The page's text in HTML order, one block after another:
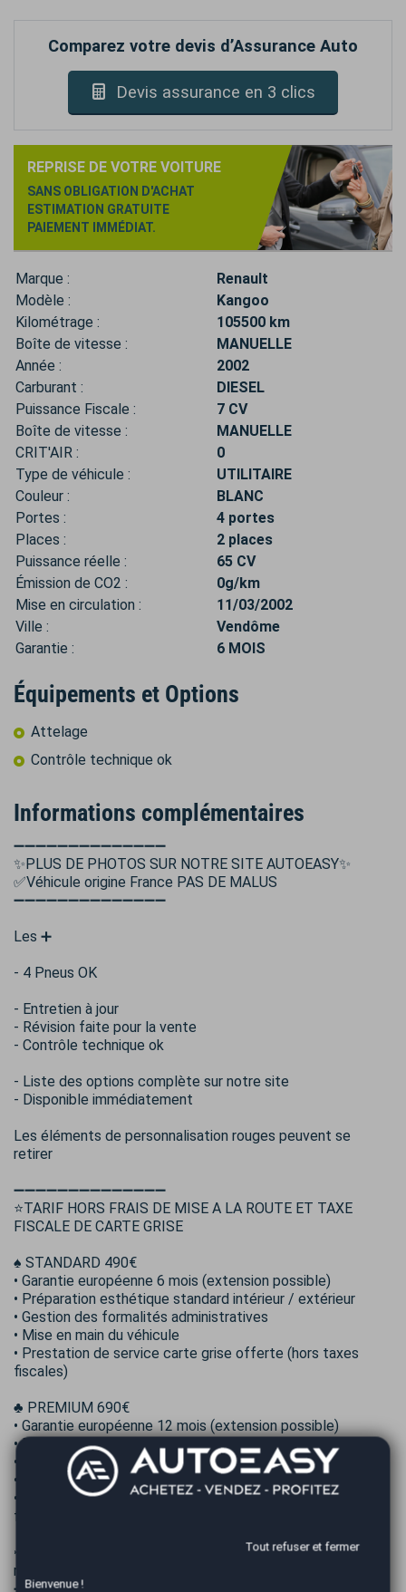
Comparez votre devis d’Assurance Auto
Devis assurance en 3 clics
REPRISE DE VOTRE VOITURE
SANS OBLIGATION D'ACHAT
ESTIMATION GRATUITE
PAIEMENT IMMÉDIAT.
Marque :
Renault
Modèle :
Kangoo
Kilométrage :
105500 km
Boîte de vitesse :
MANUELLE
Année :
2002
Carburant :
DIESEL
Puissance Fiscale :
7 CV
Boîte de vitesse :
MANUELLE
CRIT'AIR :
0
Type de véhicule :
UTILITAIRE
Couleur :
BLANC
Portes :
4 portes
Places :
2 places
Puissance réelle :
65 CV
Émission de CO2 :
0g/km
Mise en circulation :
11/03/2002
Ville :
Vendôme
Garantie :
6 MOIS
Équipements et Options
Attelage
Contrôle technique ok
Informations complémentaires
➖➖➖➖➖➖➖➖➖➖➖➖➖➖
✨PLUS DE PHOTOS SUR NOTRE SITE AUTOEASY✨
✅Véhicule origine France PAS DE MALUS
➖➖➖➖➖➖➖➖➖➖➖➖➖➖
Les ➕
- 4 Pneus OK
- Entretien à jour
- Révision faite pour la vente
- Contrôle technique ok
- Liste des options complète sur notre site
- Disponible immédiatement
Les éléments de personnalisation rouges peuvent se
retirer
➖➖➖➖➖➖➖➖➖➖➖➖➖➖
⭐TARIF HORS FRAIS DE MISE A LA ROUTE ET TAXE
FISCALE DE CARTE GRISE
♠️ STANDARD 490€
• Garantie européenne 6 mois (extension possible)
• Préparation esthétique standard intérieur / extérieur
• Gestion des formalités administratives
• Mise en main du véhicule
• Prestation de service carte grise offerte (hors taxes
fiscales)
♣️ PREMIUM 690€
• Garantie européenne 12 mois (extension possible)
• Préparation esthétique Prémium intérieur / extérieur
• Gestion des formalités administratives
• Mise en main du véhicule
• Prestation de service carte grise offerte (hors taxes
fiscales)
✈ Prestation complémentaire: Nous pouvons vous
récupérer proche de la gare SNCF Montpellier St Roch
Tout refuser et fermer
Bienvenue !